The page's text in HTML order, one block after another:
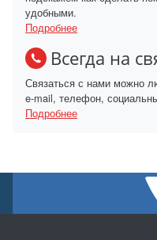
удобными.
Подробнее
Всегда на
Связаться с нами можно
e-mail, телефон,
Подробнее